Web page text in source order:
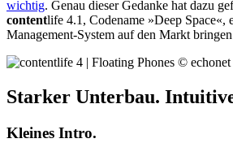
wichtig. Genau dieser Gedanke hat dazu
contentlife 4.1, Codename »Deep Space«,
Management-System auf den Markt
Starker Unterbau.
Kleines Intro.